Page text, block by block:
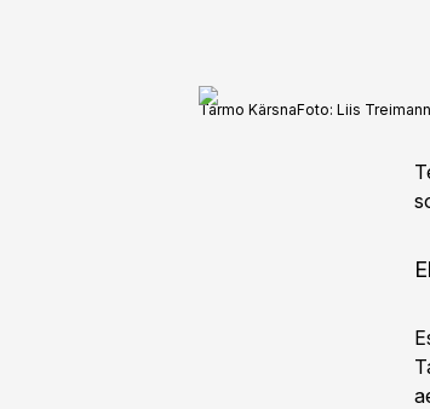
Tarmo KärsnaFoto: Liis Treimann